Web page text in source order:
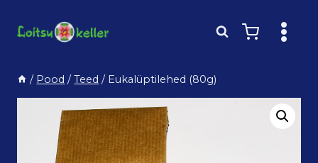
/ Pood / Teed / Eukalüptilehed (80g)